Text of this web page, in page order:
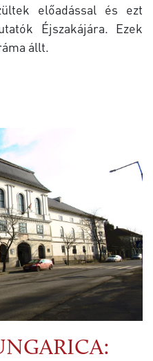
előadással és ezt
Éjszakájára. Ezek
állt.